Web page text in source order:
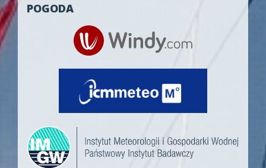
POGODA